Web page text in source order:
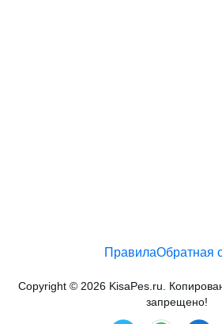
ПравилаОбратная
Copyright © 2026 KisaPes.ru.
запрещено!